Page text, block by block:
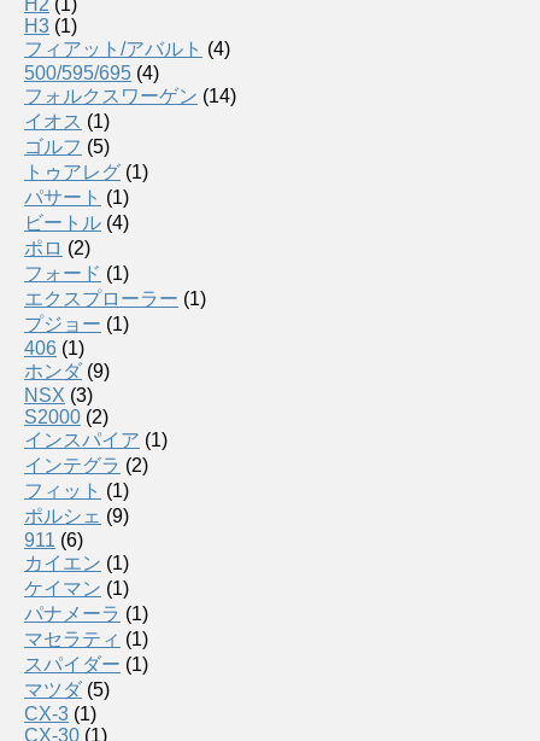
H2 (1)
H3 (1)
フィアット/アバルト (4)
500/595/695 (4)
フォルクスワーゲン (14)
イオス (1)
ゴルフ (5)
トゥアレグ (1)
パサート (1)
ビートル (4)
ポロ (2)
フォード (1)
エクスプローラー (1)
プジョー (1)
406 (1)
ホンダ (9)
NSX (3)
S2000 (2)
インスパイア (1)
インテグラ (2)
フィット (1)
ポルシェ (9)
911 (6)
カイエン (1)
ケイマン (1)
パナメーラ (1)
マセラティ (1)
スパイダー (1)
マツダ (5)
CX-3 (1)
CX-30 (1)